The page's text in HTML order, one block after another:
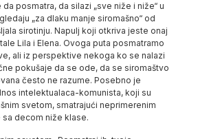
posmatra, da silazi „sve niže i niže“ u
„za dlaku manje siromašno“ od
sirotinju. Napulj koji otkriva jeste onaj
Lila i Elena. Ovoga puta posmatramo
ali iz perspektive nekoga ko se nalazi
pokušaje da se ode, da se siromaštvo
često ne razume. Posebno je
intelektualaca-komunista, koji su
svetom, smatrajući neprimerenim
decom niže klase.